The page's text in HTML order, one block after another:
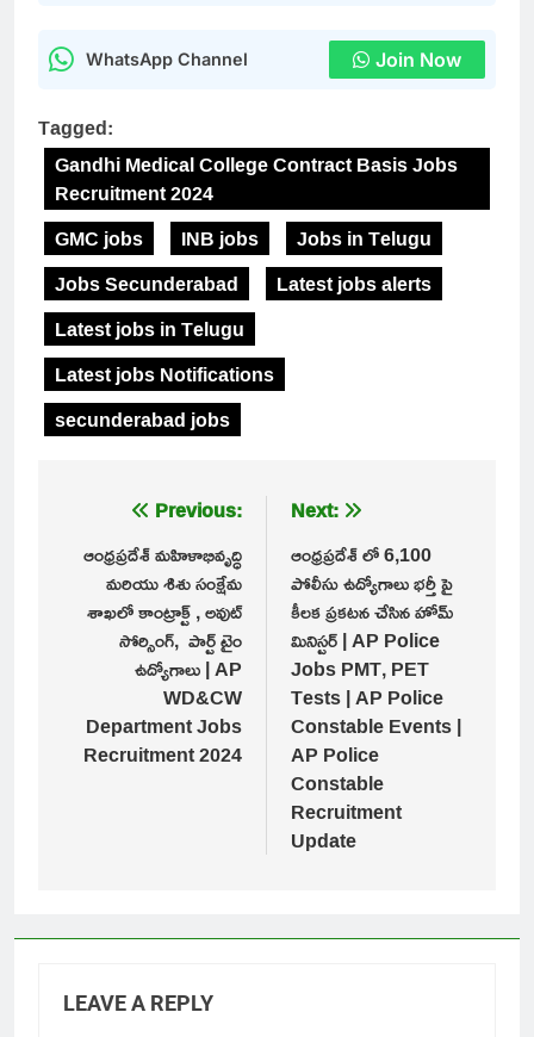
WhatsApp Channel Join Now
Tagged:
Gandhi Medical College Contract Basis Jobs
Recruitment 2024
GMC jobs
INB jobs
Jobs in Telugu
Jobs Secunderabad
Latest jobs alerts
Latest jobs in Telugu
Latest jobs Notifications
secunderabad jobs
navigation
Previous:
ఆంధ్రప్రదేశ్ మహిళాభివృద్ధి
మరియు శిశు సంక్షేమ
శాఖలో కాంట్రాక్ట్ , అవుట్
సోర్సింగ్, పార్ట్ టైం
ఉద్యోగాలు | AP
WD&CW
Department Jobs
Recruitment 2024
Next:
ఆంధ్రప్రదేశ్ లో 6,100
పోలీసు ఉద్యోగాలు భర్తీ పై
కీలక ప్రకటన చేసిన హోమ్
మినిస్టర్ | AP Police
Jobs PMT, PET
Tests | AP Police
Constable Events |
AP Police
Constable
Recruitment
Update
LEAVE A REPLY